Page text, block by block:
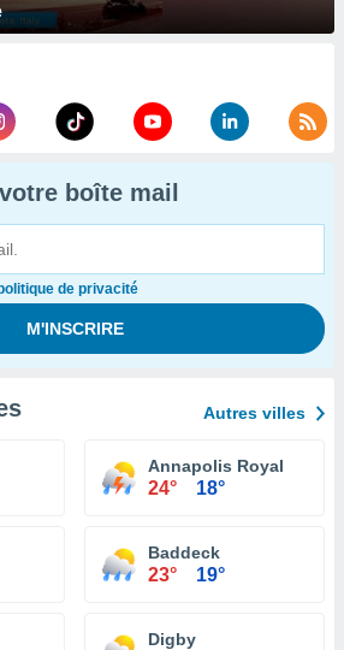
boîte mail
de privacité
Autres villes
Annapolis Royal
24° 18°
Baddeck
23° 19°
Digby